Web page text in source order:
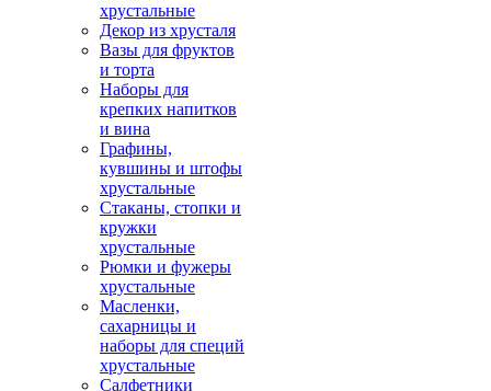
хрустальные
Декор из хрусталя
Вазы для фруктов
и торта
Наборы для
крепких напитков
и вина
Графины,
кувшины и штофы
хрустальные
Стаканы, стопки и
кружки
хрустальные
Рюмки и фужеры
хрустальные
Масленки,
сахарницы и
наборы для специй
хрустальные
Салфетники